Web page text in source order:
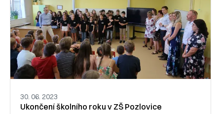
30. 06. 2023
Ukončení školního roku v ZŠ Pozlovice